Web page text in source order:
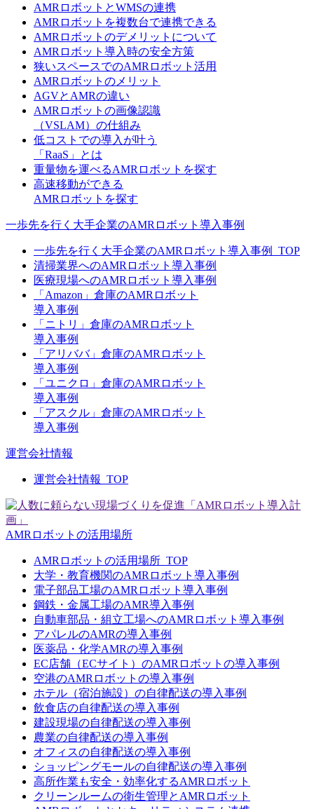
AMRロボットとWMSの連携
AMRロボットを複数台で連携できる
AMRロボットのデメリットについて
AMRロボット導入時の安全方策
狭いスペースでのAMRロボット活用
AMRロボットのメリット
AGVとAMRの違い
AMRロボットの画像認識
（VSLAM）の仕組み
低コストでの導入が叶う
「RaaS」とは
重量物を運べるAMRロボットを探す
高速移動ができる
AMRロボットを探す
一歩先を行く大手企業のAMRロボット導入事例
一歩先を行く大手企業のAMRロボット導入事例_TOP
清掃業界へのAMRロボット導入事例
医療現場へのAMRロボット導入事例
「Amazon」倉庫のAMRロボット
導入事例
「ニトリ」倉庫のAMRロボット
導入事例
「アリババ」倉庫のAMRロボット
導入事例
「ユニクロ」倉庫のAMRロボット
導入事例
「アスクル」倉庫のAMRロボット
導入事例
運営会社情報
運営会社情報_TOP
AMRロボットの活用場所
AMRロボットの活用場所_TOP
大学・教育機関のAMRロボット導入事例
電子部品工場のAMRロボット導入事例
鋼鉄・金属工場のAMR導入事例
自動車部品・組立工場へのAMRロボット導入事例
アパレルのAMRの導入事例
医薬品・化学AMRの導入事例
EC店舗（ECサイト）のAMRロボットの導入事例
空港のAMRロボットの導入事例
ホテル（宿泊施設）の自律配送の導入事例
飲食店の自律配送の導入事例
建設現場の自律配送の導入事例
農業の自律配送の導入事例
オフィスの自律配送の導入事例
ショッピングモールの自律配送の導入事例
高所作業も安全・効率化するAMRロボット
クリーンルームの衛生管理とAMRロボット